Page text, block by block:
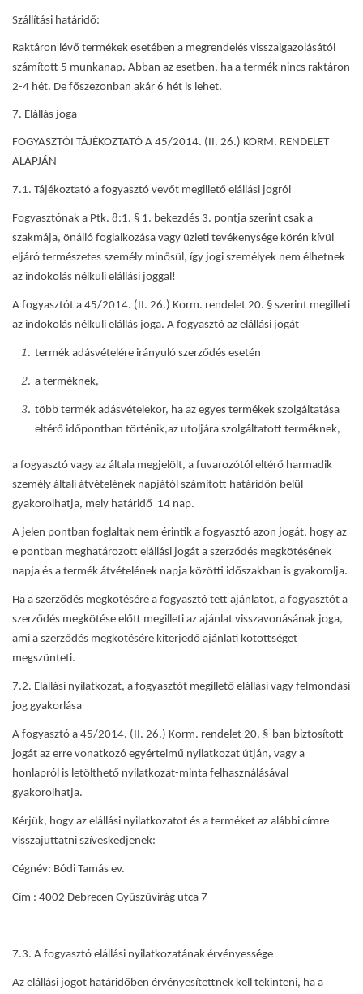
Szállítási határidő:
Raktáron lévő termékek esetében a megrendelés visszaigazolásától
számított 5 munkanap. Abban az esetben, ha a termék nincs raktáron
2-4 hét. De főszezonban akár 6 hét is lehet.
7. Elállás joga
FOGYASZTÓI TÁJÉKOZTATÓ A 45/2014. (II. 26.) KORM. RENDELET
ALAPJÁN
7.1. Tájékoztató a fogyasztó vevőt megillető elállási jogról
Fogyasztónak a Ptk. 8:1. § 1. bekezdés 3. pontja szerint csak a
szakmája, önálló foglalkozása vagy üzleti tevékenysége körén kívül
eljáró természetes személy minősül, így jogi személyek nem élhetnek
az indokolás nélküli elállási joggal!
A fogyasztót a 45/2014. (II. 26.) Korm. rendelet 20. § szerint megilleti
az indokolás nélküli elállás joga. A fogyasztó az elállási jogát
termék adásvételére irányuló szerződés esetén
a terméknek,
több termék adásvételekor, ha az egyes termékek szolgáltatása
eltérő időpontban történik,az utoljára szolgáltatott terméknek,
a fogyasztó vagy az általa megjelölt, a fuvarozótól eltérő harmadik
személy általi átvételének napjától számított határidőn belül
gyakorolhatja, mely határidő 14 nap.
A jelen pontban foglaltak nem érintik a fogyasztó azon jogát, hogy az
e pontban meghatározott elállási jogát a szerződés megkötésének
napja és a termék átvételének napja közötti időszakban is gyakorolja.
Ha a szerződés megkötésére a fogyasztó tett ajánlatot, a fogyasztót a
szerződés megkötése előtt megilleti az ajánlat visszavonásának joga,
ami a szerződés megkötésére kiterjedő ajánlati kötöttséget
megszünteti.
7.2. Elállási nyilatkozat, a fogyasztót megillető elállási vagy felmondási
jog gyakorlása
A fogyasztó a 45/2014. (II. 26.) Korm. rendelet 20. §-ban biztosított
jogát az erre vonatkozó egyértelmű nyilatkozat útján, vagy a
honlapról is letölthető nyilatkozat-minta felhasználásával
gyakorolhatja.
Kérjük, hogy az elállási nyilatkozatot és a terméket az alábbi címre
visszajuttatni szíveskedjenek:
Cégnév: Bódi Tamás ev.
Cím : 4002 Debrecen Gyűszűvirág utca 7
7.3. A fogyasztó elállási nyilatkozatának érvényessége
Az elállási jogot határidőben érvényesítettnek kell tekinteni, ha a